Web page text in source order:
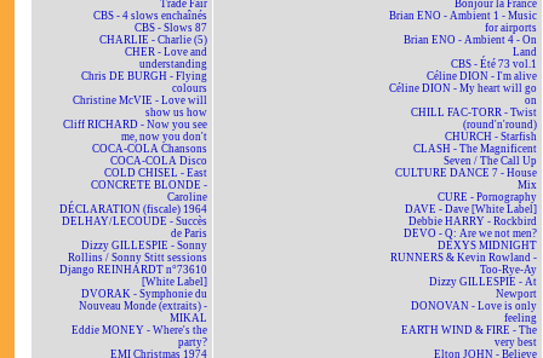
Trade Fair
CBS - 4 slows enchaînés
CBS - Slows 87
CHARLIE - Charlie (5)
CHER - Love and
understanding
Chris DE BURGH - Flying
colours
Christine McVIE - Love will
show us how
Cliff RICHARD - Now you see
me, now you don't
COCA-COLA Chansons
COCA-COLA Disco
COLD CHISEL - East
CONCRETE BLONDE -
Caroline
DÉCLARATION (fiscale) 1964
DELHAY/LECOUDE - Succès
de Paris
Dizzy GILLESPIE - Sonny
Rollins / Sonny Stitt sessions
Django REINHARDT n°73610
[White Label]
DVORAK - Symphonie du
Nouveau Monde (extraits) -
MIKAL
Eddie MONEY - Where's the
party?
EMI Christmas 1974
Bonjour la France
Brian ENO - Ambient 1 - Music
for airports
Brian ENO - Ambient 4 - On
Land
CBS - Été 73 vol.1
Céline DION - I'm alive
Céline DION - My heart will go
on
CHILL FAC-TORR - Twist
(round'n'round)
CHURCH - Starfish
CLASH - The Magnificent
Seven / The Call Up
CULTURE DANCE 7 - House
Mix
CURE - Pornography
DAVE - Dave [White Label]
Debbie HARRY - Rockbird
DEVO - Q: Are we not men?
DEXYS MIDNIGHT
RUNNERS & Kevin Rowland -
Too-Rye-Ay
Dizzy GILLESPIE - At
Newport
DONOVAN - Love is only
feeling
EARTH WIND & FIRE - The
very best
Elton JOHN - Believe